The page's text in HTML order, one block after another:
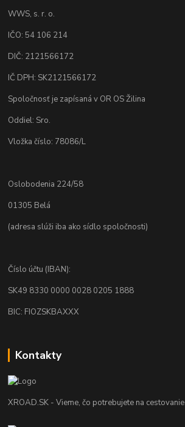
WWS, s. r. o.
IČO: 54 106 214
DIČ: 2121566172
IČ DPH: SK2121566172
Spoločnosť je zapísaná v OR OS Žilina
Oddiel: Sro.
Vložka číslo: 78086/L
Oslobodenia 224/58
01305 Belá
(adresa slúži iba ako sídlo spoločnosti)
Číslo účtu (IBAN):
SK49 8330 0000 0028 0205 1888
BIC: FIOZSKBAXXX
Kontakty
XROAD.SK - Vieme, čo potrebujete na cestovanie